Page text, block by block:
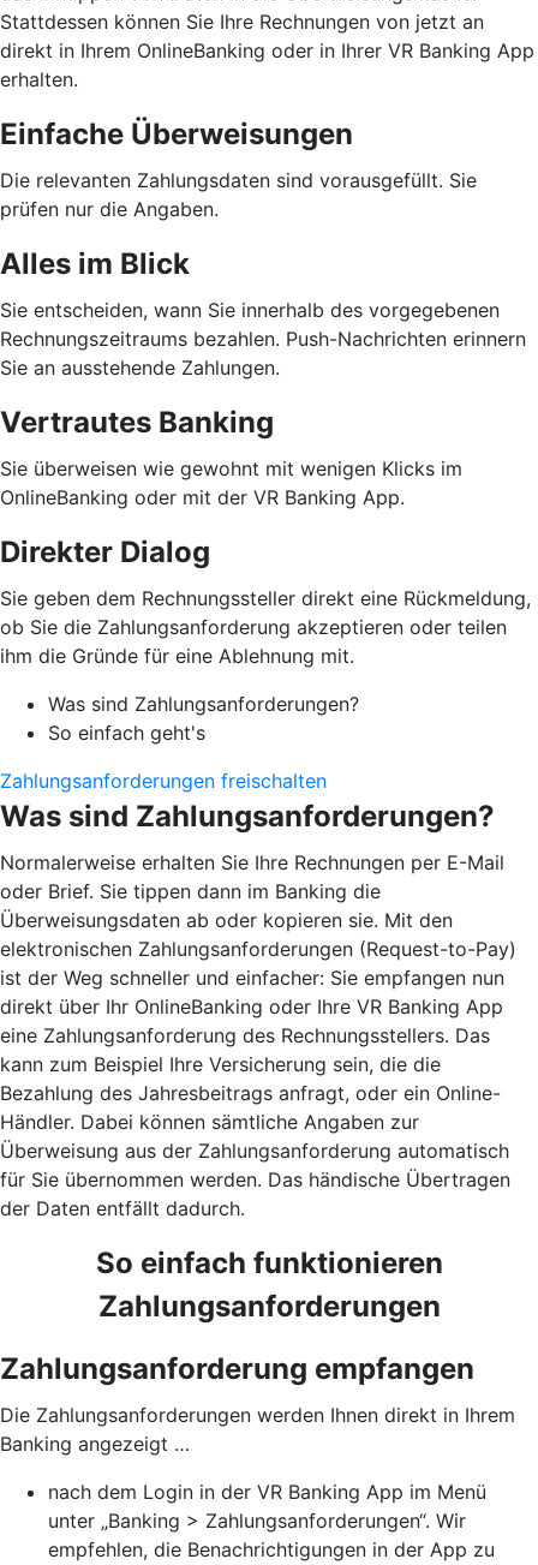
Stattdessen können Sie Ihre Rechnungen von jetzt an
direkt in Ihrem OnlineBanking oder in Ihrer VR Banking App
erhalten.
Einfache Überweisungen
Die relevanten Zahlungsdaten sind vorausgefüllt. Sie
prüfen nur die Angaben.
Alles im Blick
Sie entscheiden, wann Sie innerhalb des vorgegebenen
Rechnungszeitraums bezahlen. Push-Nachrichten erinnern
Sie an ausstehende Zahlungen.
Vertrautes Banking
Sie überweisen wie gewohnt mit wenigen Klicks im
OnlineBanking oder mit der VR Banking App.
Direkter Dialog
Sie geben dem Rechnungssteller direkt eine Rückmeldung,
ob Sie die Zahlungsanforderung akzeptieren oder teilen
ihm die Gründe für eine Ablehnung mit.
Was sind Zahlungsanforderungen?
So einfach geht's
Zahlungsanforderungen freischalten
Was sind Zahlungsanforderungen?
Normalerweise erhalten Sie Ihre Rechnungen per E-Mail
oder Brief. Sie tippen dann im Banking die
Überweisungsdaten ab oder kopieren sie. Mit den
elektronischen Zahlungsanforderungen (Request-to-Pay)
ist der Weg schneller und einfacher: Sie empfangen nun
direkt über Ihr OnlineBanking oder Ihre VR Banking App
eine Zahlungsanforderung des Rechnungsstellers. Das
kann zum Beispiel Ihre Versicherung sein, die die
Bezahlung des Jahresbeitrags anfragt, oder ein Online-
Händler. Dabei können sämtliche Angaben zur
Überweisung aus der Zahlungsanforderung automatisch
für Sie übernommen werden. Das händische Übertragen
der Daten entfällt dadurch.
So einfach funktionieren
Zahlungsanforderungen
Zahlungsanforderung empfangen
Die Zahlungsanforderungen werden Ihnen direkt in Ihrem
Banking angezeigt …
nach dem Login in der VR Banking App im Menü
unter „Banking > Zahlungsanforderungen“. Wir
empfehlen, die Benachrichtigungen in der App zu